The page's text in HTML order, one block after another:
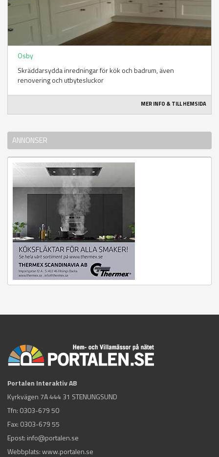
Osby
Skräddarsydda inredningar för kök och badrum, även
renovering och utbytesluckor
MER INFO & TILL HEMSIDA
ANNONSER
Portalen Interaktiv AB
Kyrkvägen 7A 444 31 STENUNGSUND
Tfn: 0303-679 50
Fax: 0303-679 55
Epost: info@portalen.se
Webbplats: www.portalen.se